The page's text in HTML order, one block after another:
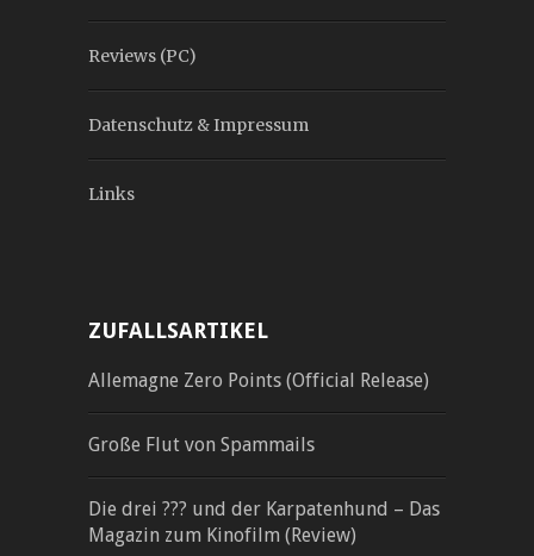
Reviews (PC)
Datenschutz & Impressum
Links
ZUFALLSARTIKEL
Allemagne Zero Points (Official Release)
Große Flut von Spammails
Die drei ??? und der Karpatenhund – Das
Magazin zum Kinofilm (Review)